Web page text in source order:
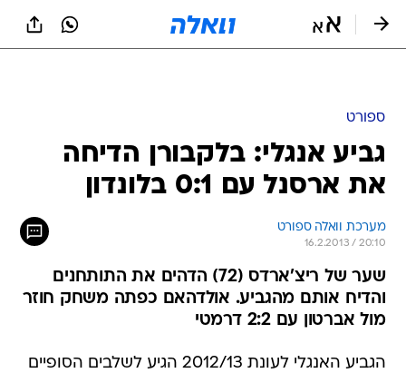
ספורט
גביע אנגלי: בלקבורן הדיחה
את ארסנל עם 0:1 בלונדון
מערכת וואלה ספורט
16.2.2013 / 20:10
שער של ריצ'ארדס (72) הדהים את התותחנים
והדיח אותם מהגביע. אולדהאם כפתה משחק חוזר
מול אברטון עם 2:2 דרמטי
הגביע האנגלי לעונת 2012/13 הגיע לשלבים הסופיים